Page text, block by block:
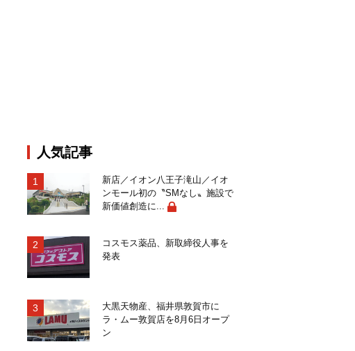
人気記事
新店／イオン八王子滝山／イオ
ンモール初の〝SMなし〟施設で
新価値創造に...
コスモス薬品、新取締役人事を
発表
大黒天物産、福井県敦賀市に
ラ・ムー敦賀店を8月6日オープ
ン